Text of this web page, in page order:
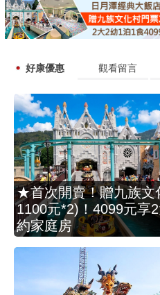
好康優惠 觀看留言
★首次開賣！贈九族文
1100元*2)！4099元享
約家庭房